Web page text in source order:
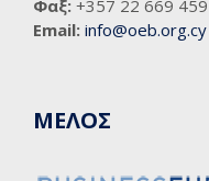
Φαξ: +357 22 669 459
Email: info@oeb.org.cy
ΜΕΛΟΣ